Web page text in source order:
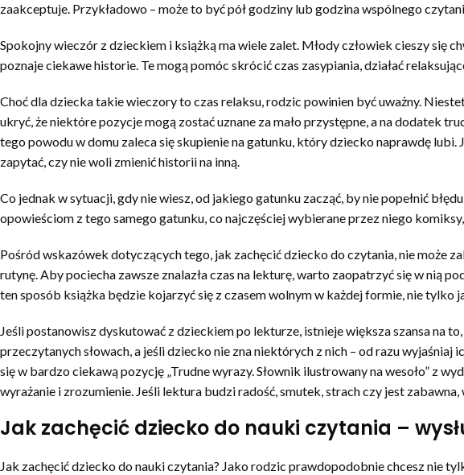
zaakceptuje. Przykładowo – może to być pół godziny lub godzina wspólnego
Spokojny wieczór z dzieckiem i książką ma wiele zalet. Młody człowiek cieszy
poznaje ciekawe historie. Te mogą pomóc skrócić czas zasypiania, działać
Choć dla dziecka takie wieczory to czas relaksu, rodzic powinien być uważny.
ukryć, że niektóre pozycje mogą zostać uznane za mało przystępne, a na dodatek
tego powodu w domu zaleca się skupienie na gatunku, który dziecko naprawdę
zapytać, czy nie woli zmienić historii na inną.
Co jednak w sytuacji, gdy nie wiesz, od jakiego gatunku zacząć, by nie popełnić
opowieściom z tego samego gatunku, co najczęściej wybierane przez niego
Pośród wskazówek dotyczących tego, jak zachęcić dziecko do czytania, nie może
rutynę. Aby pociecha zawsze znalazła czas na lekturę, warto zaopatrzyć się w nią
ten sposób książka będzie kojarzyć się z czasem wolnym w każdej formie, nie tylko
Jeśli postanowisz dyskutować z dzieckiem po lekturze, istnieje większa szansa na
przeczytanych słowach, a jeśli dziecko nie zna niektórych z nich – od razu
się w bardzo ciekawą pozycję „Trudne wyrazy. Słownik ilustrowany na wesoło” z
wyrażanie i zrozumienie. Jeśli lektura budzi radość, smutek, strach czy jest
Jak zachęcić dziecko do nauki czytania –
Jak zachęcić dziecko do nauki czytania? Jako rodzic prawdopodobnie chcesz nie